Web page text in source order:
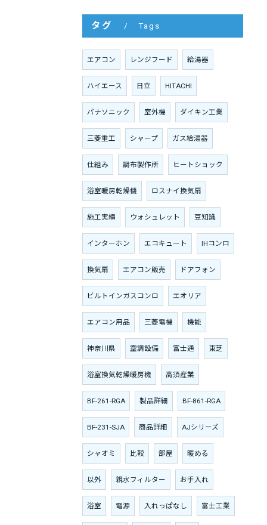
タグ Tags
エアコン レンジフード 給湯器
ハイエース 日立 HITACHI
パナソニック 室外機 ダイキン工業
三菱重工 シャープ ガス給湯器
仕組み 調布製作所 ヒートショック
浴室暖房乾燥機 ロスナイ換気扇
施工実績 ウォシュレット 豆知識
インターホン エコキュート IHコンロ
換気扇 エアコン販売 ドアフォン
ビルトインガスコンロ エオリア
エアコン用品 三菱電機 機能
神奈川県 空調設備 富士通 東芝
浴室換気乾燥暖房機 高須産業
BF-261-RGA 製品詳細 BF-861-RGA
BF-231-SJA 商品詳細 AJシリーズ
シャオミ 比較 部屋 暖める
以外 親水フィルター お手入れ
浴室 電源 入れっぱなし 富士工業